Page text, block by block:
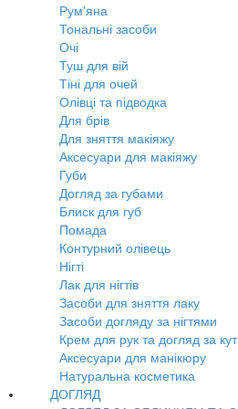
Рум'яна
Тональні засоби
Очі
Туш для вій
Тіні для очей
Олівці та підводка
Для брів
Для зняття макіяжу
Аксесуари для макіяжу
Губи
Догляд за губами
Блиск для губ
Помада
Контурний олівець
Нігті
Лак для нігтів
Засоби для зняття лаку
Засоби догляду за нігтями
Крем для рук та догляд за
Аксесуари для манікюру
Натуральна косметика
ДОГЛЯД